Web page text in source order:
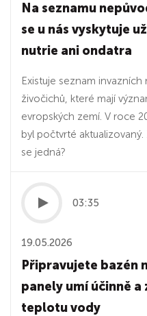
Na seznamu
se u nás vyskytuje
nutrie ani ondatra
Existuje seznam
živočichů, které mají
evropských zemí. V roce
byl počtvrté
se jedná?
03:35
19.05.2026
Připravujete bazén
panely umí účinně
teplotu vody